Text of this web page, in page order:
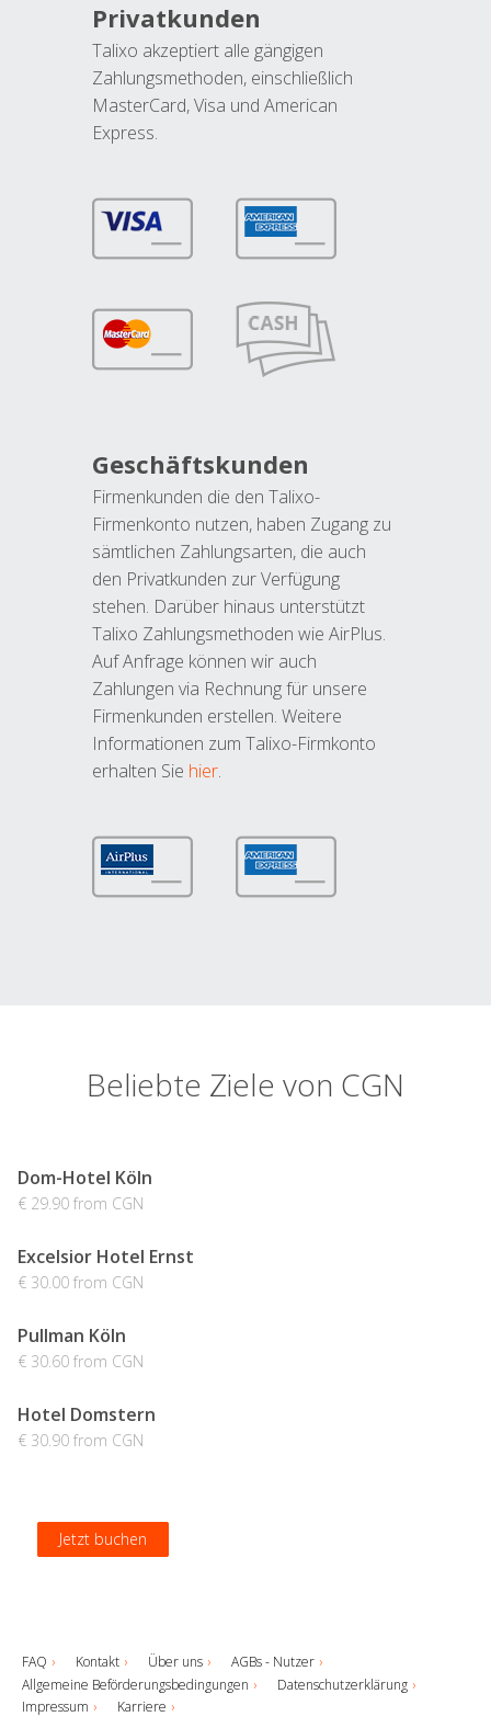
Privatkunden
Talixo akzeptiert alle gängigen
Zahlungsmethoden, einschließlich
MasterCard, Visa und American
Express.
Geschäftskunden
Firmenkunden die den Talixo-
Firmenkonto nutzen, haben Zugang zu
sämtlichen Zahlungsarten, die auch
den Privatkunden zur Verfügung
stehen. Darüber hinaus unterstützt
Talixo Zahlungsmethoden wie AirPlus.
Auf Anfrage können wir auch
Zahlungen via Rechnung für unsere
Firmenkunden erstellen. Weitere
Informationen zum Talixo-Firmkonto
erhalten Sie hier.
Beliebte Ziele von CGN
Dom-Hotel Köln
€ 29.90 from CGN
Jetzt buchen
Excelsior Hotel Ernst
€ 30.00 from CGN
Jetzt buchen
Pullman Köln
€ 30.60 from CGN
Jetzt buchen
Hotel Domstern
€ 30.90 from CGN
Jetzt buchen
FAQ Kontakt Über uns
AGBs - Nutzer
Allgemeine Beförderungsbedingungen
Datenschutzerklärung
Impressum
Karriere